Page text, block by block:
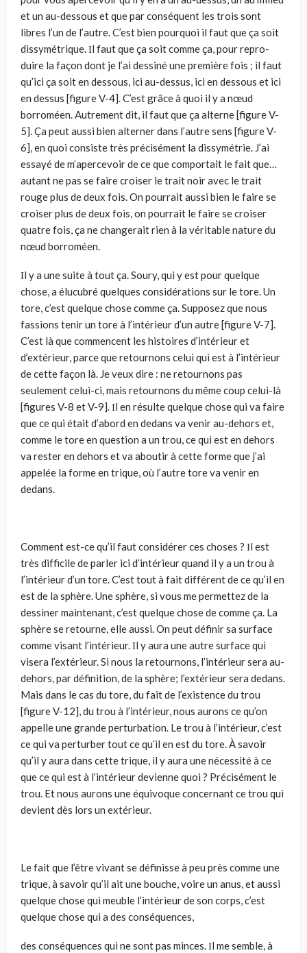
et un au-dessous et que par conséquent les trois sont
libres l’un de l’autre. C’est bien pourquoi il faut que ça soit
dissymétrique. Ιl faut que ça soit comme ça, pour repro­
duire la façon dont je l’ai dessiné une première fois ; il faut
qu’ici ça soit en dessous, ici au-dessus, ici en dessous et ici
en dessus [figure V-4]. C’est grâce à quoi il y a nœud
borroméen. Autrement dit, il faut que ça alterne [figure V-
5]. Ça peut aussi bien alter­ner dans l’autre sens [figure V-
6], en quoi consiste très précisément la dis­symétrie. J’ai
essayé de m’apercevoir de ce que comportait le fait que…
autant ne pas se faire croiser le trait noir avec le trait
rouge plus de deux fois. On pourrait aussi bien le faire se
croiser plus de deux fois, on pourrait le faire se croiser
quatre fois, ça ne changerait rien à la véritable nature du
nœud borroméen.
Ιl y a une suite à tout ça. Soury, qui y est pour quelque
chose, a élucu­bré quelques considérations sur le tore. Un
tore, c’est quelque chose comme ça. Supposez que nous
fassions tenir un tore à l’intérieur d’un autre [figure V-7].
C’est là que commencent les histoires d’intérieur et
d’extérieur, parce que retournons celui qui est à l’intérieur
de cette façon là. Je veux dire : ne retournons pas
seulement celui-ci, mais retournons du même coup celui-là
[figures V-8 et V-9]. Ιl en résulte quelque chose qui va faire
que ce qui était d’abord en dedans va venir au-dehors et,
comme le tore en question a un trou, ce qui est en dehors
va rester en dehors et va aboutir à cette forme que j’ai
appelée la forme en trique, où l’autre tore va venir en
dedans.
Comment est-ce qu’il faut considérer ces choses ? Ιl est
très difficile de parler ici d’intérieur quand il y a un trou à
l’intérieur d’un tore. C’est tout à fait différent de ce qu’il en
est de la sphère. Une sphère, si vous me per­mettez de la
dessiner maintenant, c’est quelque chose de comme ça. La
sphère se retourne, elle aussi. On peut définir sa surface
comme visant l’intérieur. Ιl y aura une autre surface qui
visera l’extérieur. Si nous la retournons, l’intérieur sera au-
dehors, par définition, de la sphère; l’exté­rieur sera dedans.
Mais dans le cas du tore, du fait de l’existence du trou
[figure V-12], du trou à l’intérieur, nous aurons ce qu’on
appelle une gran­de perturbation. Le trou à l’intérieur, c’est
ce qui va perturber tout ce qu’il en est du tore. À savoir
qu’il y aura dans cette trique, il y aura une néces­sité à ce
que ce qui est à l’intérieur devienne quoi ? Précisément le
trou. Et nous aurons une équivoque concernant ce trou qui
devient dès lors un extérieur.
Le fait que l’être vivant se définisse à peu près comme une
trique, à savoir qu’il ait une bouche, voire un anus, et aussi
quelque chose qui meuble l’intérieur de son corps, c’est
quelque chose qui a des conséquences,
des conséquences qui ne sont pas minces. Ιl me semble, à